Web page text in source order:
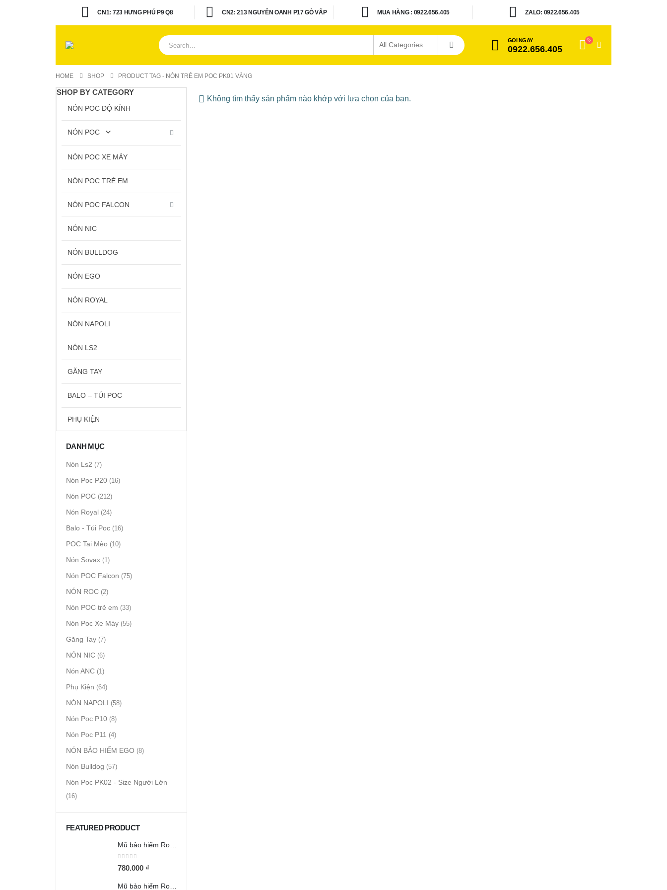
CN1: 723 HƯNG PHÚ P9 Q8 CN2: 213 NGUYỄN OANH P17 GÒ VẤP MUA HÀNG : 0922.656.405 ZALO: 0922.656.405
GỌI NGAY
0922.656.405
HOME SHOP PRODUCT TAG - NÓN TRẺ EM POC PK01 VÀNG
Không tìm thấy sản phẩm nào khớp với lựa chọn của bạn.
SHOP BY CATEGORY
NÓN POC ĐỘ KÍNH
NÓN POC
NÓN POC XE MÁY
NÓN POC TRẺ EM
NÓN POC FALCON
NÓN NIC
NÓN BULLDOG
NÓN EGO
NÓN ROYAL
NÓN NAPOLI
NÓN LS2
GĂNG TAY
BALO – TÚI POC
PHỤ KIỆN
DANH MỤC
Nón Ls2 (7)
Nón Poc P20 (16)
Nón POC (212)
Nón Royal (24)
Balo - Túi Poc (16)
POC Tai Mèo (10)
Nón Sovax (1)
Nón POC Falcon (75)
NÓN ROC (2)
Nón POC trẻ em (33)
Nón Poc Xe Máy (55)
Găng Tay (7)
NÓN NIC (6)
Nón ANC (1)
Phụ Kiện (64)
NÓN NAPOLI (58)
Nón Poc P10 (8)
Nón Poc P11 (4)
NÓN BẢO HIỂM EGO (8)
Nón Bulldog (57)
Nón Poc PK02 - Size Người Lớn
(16)
FEATURED PRODUCT
0out of 5
780.000 ₫